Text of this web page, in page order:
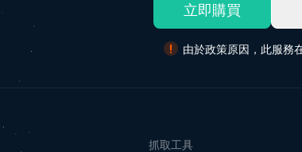
立即購買
由於政策原因，此服務
抓取工具